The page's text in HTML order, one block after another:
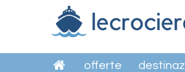
offerte